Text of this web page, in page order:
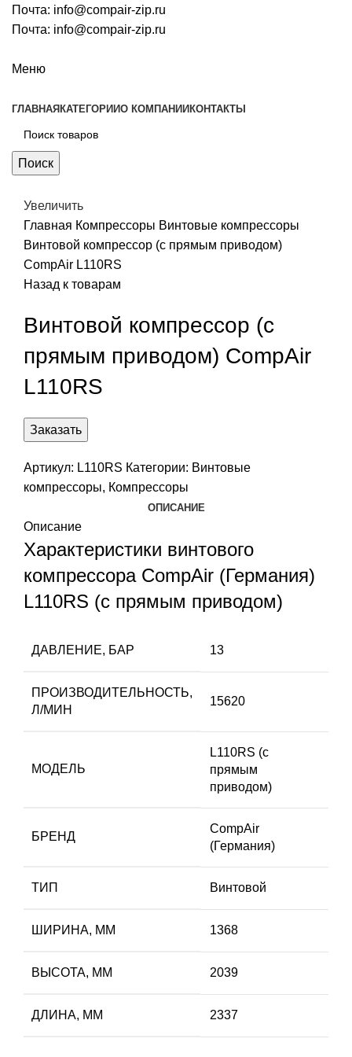
Почта: info@compair-zip.ru
Почта: info@compair-zip.ru
Меню
ГЛАВНАЯ КАТЕГОРИИО КОМПАНИИ КОНТАКТЫ
Поиск
Увеличить
Главная Компрессоры Винтовые компрессоры
Винтовой компрессор (с прямым приводом)
CompAir L110RS
Назад к товарам
Винтовой компрессор (с
прямым приводом) CompAir
L110RS
Заказать
Артикул: L110RS Категории: Винтовые
компрессоры, Компрессоры
ОПИСАНИЕ
Описание
Характеристики винтового
компрессора CompAir (Германия)
L110RS (с прямым приводом)
ДАВЛЕНИЕ, БАР 13
ПРОИЗВОДИТЕЛЬНОСТЬ,
Л/МИН
15620
МОДЕЛЬ
L110RS (с
прямым
приводом)
БРЕНД
CompAir
(Германия)
ТИП Винтовой
ШИРИНА, ММ 1368
ВЫСОТА, ММ 2039
ДЛИНА, ММ 2337